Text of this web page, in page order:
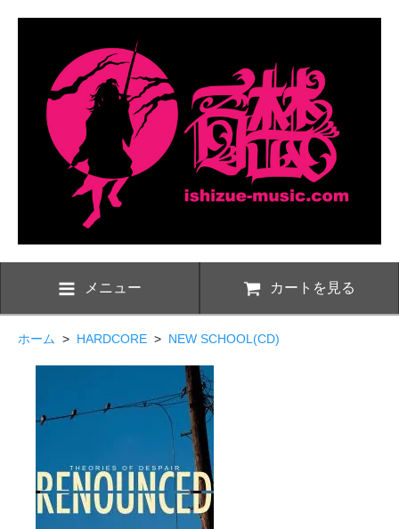
メニュー カートを見る
ホーム > HARDCORE > NEW SCHOOL(CD)